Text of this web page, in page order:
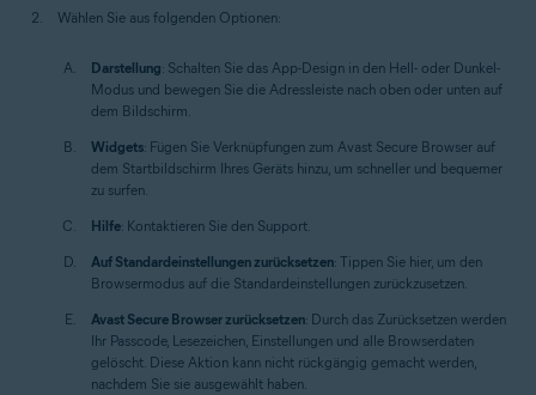
Wählen Sie aus folgenden Optionen:
Darstellung: Schalten Sie das App-Design in den Hell- oder Dunkel-
Modus und bewegen Sie die Adressleiste nach oben oder unten auf
dem Bildschirm.
Widgets: Fügen Sie Verknüpfungen zum Avast Secure Browser auf
dem Startbildschirm Ihres Geräts hinzu, um schneller und bequemer
zu surfen.
Hilfe: Kontaktieren Sie den Support.
Auf Standardeinstellungen zurücksetzen: Tippen Sie hier, um den
Browsermodus auf die Standardeinstellungen zurückzusetzen.
Avast Secure Browser zurücksetzen: Durch das Zurücksetzen werden
Ihr Passcode, Lesezeichen, Einstellungen und alle Browserdaten
gelöscht. Diese Aktion kann nicht rückgängig gemacht werden,
nachdem Sie sie ausgewählt haben.